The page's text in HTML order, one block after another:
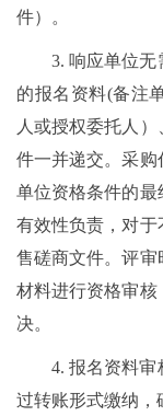
件）。
3. 响应单位
的报名资料(备注
人或授权委托人
件一并递交。采购
单位资格条件的最
有效性负责，对
售磋商文件。评审
材料进行资格审
决。
4. 报名资料审
过转账形式缴纳，